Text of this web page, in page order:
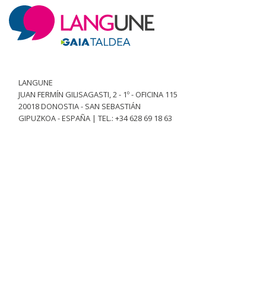
LANGUNE
JUAN FERMÍN GILISAGASTI, 2 - 1º - OFICINA 115
20018 DONOSTIA - SAN SEBASTIÁN
GIPUZKOA - ESPAÑA | TEL.: +34 628 69 18 63